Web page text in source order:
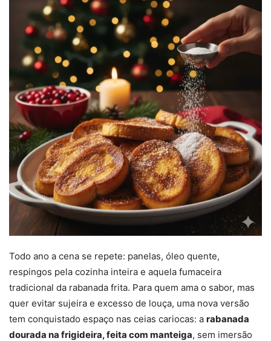
Todo ano a cena se repete: panelas, óleo quente,
respingos pela cozinha inteira e aquela fumaceira
tradicional da rabanada frita. Para quem ama o sabor, mas
quer evitar sujeira e excesso de louça, uma nova versão
tem conquistado espaço nas ceias cariocas: a rabanada
dourada na frigideira, feita com manteiga, sem imersão